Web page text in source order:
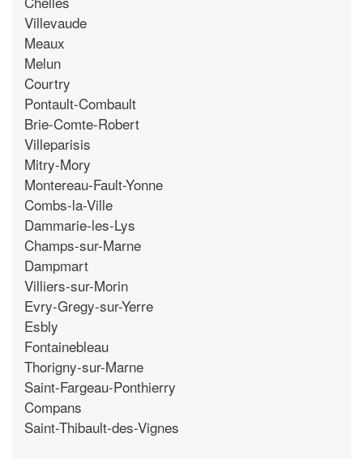
Villevaude
Meaux
Melun
Courtry
Pontault-Combault
Brie-Comte-Robert
Villeparisis
Mitry-Mory
Montereau-Fault-Yonne
Combs-la-Ville
Dammarie-les-Lys
Champs-sur-Marne
Dampmart
Villiers-sur-Morin
Evry-Gregy-sur-Yerre
Esbly
Fontainebleau
Thorigny-sur-Marne
Saint-Fargeau-Ponthierry
Compans
Saint-Thibault-des-Vignes